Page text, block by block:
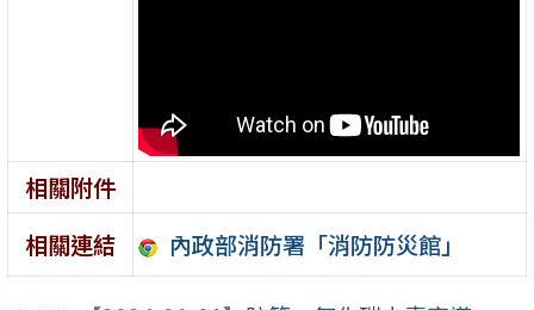
相關附件
相關連結
內政部消防署「消防防災館」